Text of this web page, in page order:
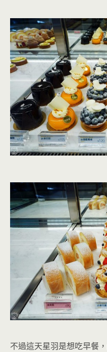
不過這天星羽是想吃早餐，